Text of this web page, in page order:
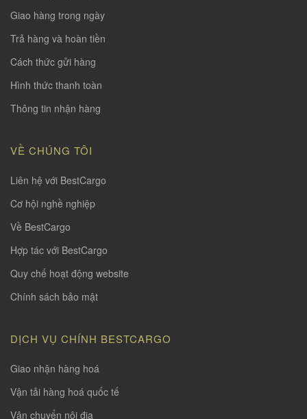
Giao hàng trong ngày
Trả hàng và hoàn tiền
Cách thức gửi hàng
Hình thức thanh toàn
Thông tin nhận hàng
VỀ CHÚNG TÔI
Liên hệ với BestCargo
Cơ hội nghề nghiệp
Về BestCargo
Hợp tác với BestCargo
Quy chế hoạt động website
Chính sách bảo mật
DỊCH VỤ CHÍNH BESTCARGO
Giao nhận hàng hoá
Vận tải hàng hoá quốc tế
Vận chuyển nội địa